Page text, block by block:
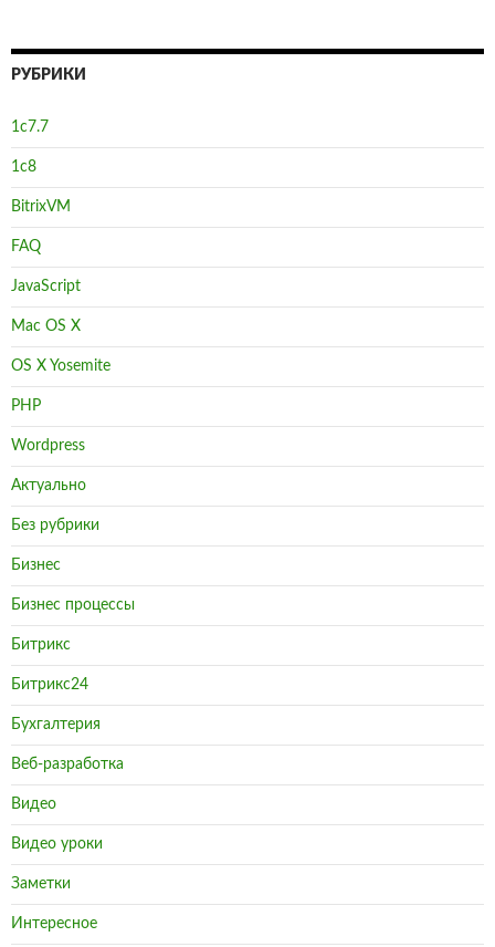
РУБРИКИ
1с7.7
1с8
BitrixVM
FAQ
JavaScript
Mac OS X
OS X Yosemite
PHP
Wordpress
Актуально
Без рубрики
Бизнес
Бизнес процессы
Битрикс
Битрикс24
Бухгалтерия
Веб-разработка
Видео
Видео уроки
Заметки
Интересное